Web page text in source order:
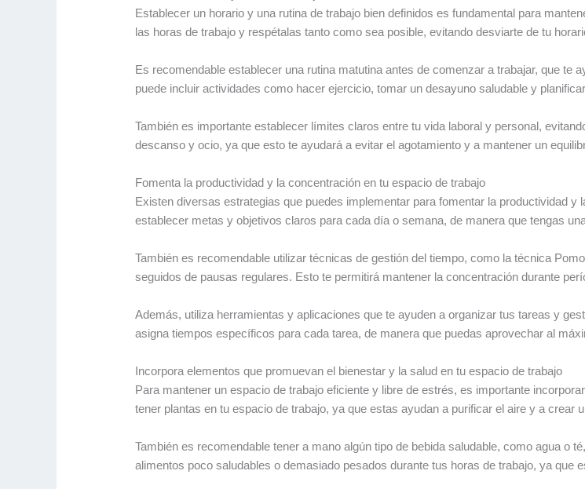
Establecer un horario y una rutina de trabajo bien definidos es fundamental para
las horas de trabajo y respétalas tanto como sea posible, evitando desviarte de tu
Es recomendable establecer una rutina matutina antes de comenzar a trabajar, que te
puede incluir actividades como hacer ejercicio, tomar un desayuno saludable y
También es importante establecer límites claros entre tu vida laboral y personal,
descanso y ocio, ya que esto te ayudará a evitar el agotamiento y a mantener un
Fomenta la productividad y la concentración en tu espacio de trabajo
Existen diversas estrategias que puedes implementar para fomentar la productividad
establecer metas y objetivos claros para cada día o semana, de manera que tengas
También es recomendable utilizar técnicas de gestión del tiempo, como la técnica
seguidos de pausas regulares. Esto te permitirá mantener la concentración durante
Además, utiliza herramientas y aplicaciones que te ayuden a organizar tus tareas y
asigna tiempos específicos para cada tarea, de manera que puedas aprovechar al
Incorpora elementos que promuevan el bienestar y la salud en tu espacio de trabajo
Para mantener un espacio de trabajo eficiente y libre de estrés, es importante
tener plantas en tu espacio de trabajo, ya que estas ayudan a purificar el aire y a crear
También es recomendable tener a mano algún tipo de bebida saludable, como agua o
alimentos poco saludables o demasiado pesados durante tus horas de trabajo, ya que